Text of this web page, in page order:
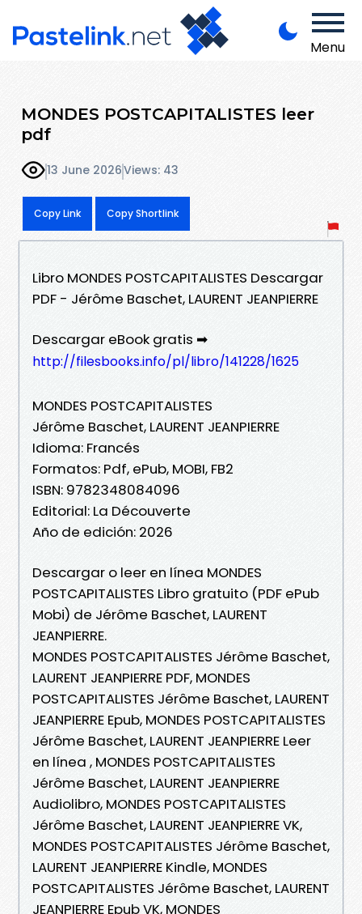
Menu
MONDES POSTCAPITALISTES leer
pdf
13 June 2026Views: 43
Copy Link Copy Shortlink
Libro MONDES POSTCAPITALISTES Descargar
PDF - Jérôme Baschet, LAURENT JEANPIERRE
Descargar eBook gratis ➡
http://filesbooks.info/pl/libro/141228/1625
MONDES POSTCAPITALISTES
Jérôme Baschet, LAURENT JEANPIERRE
Idioma: Francés
Formatos: Pdf, ePub, MOBI, FB2
ISBN: 9782348084096
Editorial: La Découverte
Año de edición: 2026
Descargar o leer en línea MONDES
POSTCAPITALISTES Libro gratuito (PDF ePub
Mobi) de Jérôme Baschet, LAURENT
JEANPIERRE.
MONDES POSTCAPITALISTES Jérôme Baschet,
LAURENT JEANPIERRE PDF, MONDES
POSTCAPITALISTES Jérôme Baschet, LAURENT
JEANPIERRE Epub, MONDES POSTCAPITALISTES
Jérôme Baschet, LAURENT JEANPIERRE Leer
en línea , MONDES POSTCAPITALISTES
Jérôme Baschet, LAURENT JEANPIERRE
Audiolibro, MONDES POSTCAPITALISTES
Jérôme Baschet, LAURENT JEANPIERRE VK,
MONDES POSTCAPITALISTES Jérôme Baschet,
LAURENT JEANPIERRE Kindle, MONDES
POSTCAPITALISTES Jérôme Baschet, LAURENT
JEANPIERRE Epub VK, MONDES